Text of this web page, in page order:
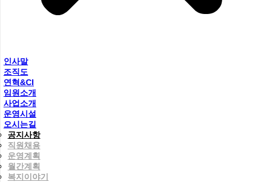
인사말
조직도
연혁&CI
임원소개
사업소개
운영시설
오시는길
공지사항
직원채용
운영계획
월간계획
복지이야기